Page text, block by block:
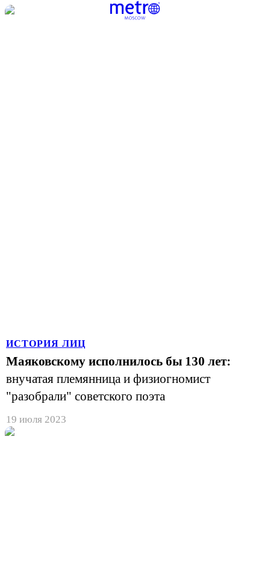
ИСТОРИЯ ЛИЦ
Маяковскому исполнилось бы 130 лет:
внучатая племянница и физиогномист
"разобрали" советского поэта
19 июля 2023